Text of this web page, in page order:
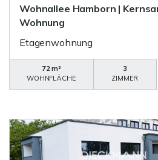
Wohnallee Hamborn |
Wohnung
Etagenwohnung
72 m²
WOHNFLÄCHE
3
ZIMMER